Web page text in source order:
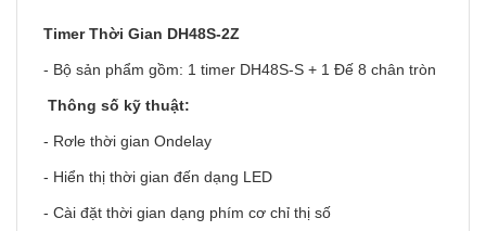
Timer Thời Gian DH48S-2Z
- Bộ sản phẩm gồm: 1 timer DH48S-S + 1 Đế 8 chân tròn
Thông số kỹ thuật:
- Rơle thời gian Ondelay
- Hiển thị thời gian đến dạng LED
- Cài đặt thời gian dạng phím cơ chỉ thị số